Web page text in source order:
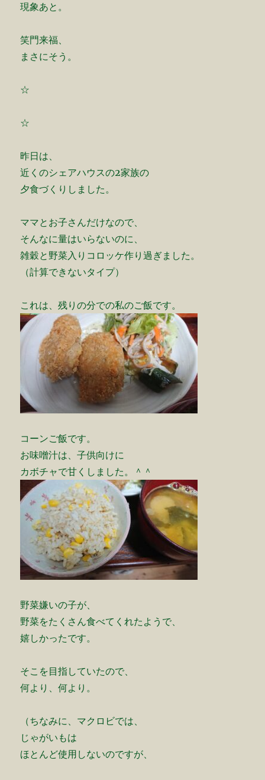
現象あと。
笑門来福、
まさにそう。
☆
☆
昨日は、
近くのシェアハウスの2家族の
夕食づくりしました。
ママとお子さんだけなので、
そんなに量はいらないのに、
雑穀と野菜入りコロッケ作り過ぎました。
（計算できないタイプ）
これは、残りの分での私のご飯です。
コーンご飯です。
お味噌汁は、子供向けに
カボチャで甘くしました。＾＾
野菜嫌いの子が、
野菜をたくさん食べてくれたようで、
嬉しかったです。
そこを目指していたので、
何より、何より。
（ちなみに、マクロビでは、
じゃがいもは
ほとんど使用しないのですが、